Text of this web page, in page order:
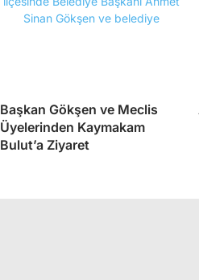
Başkan Gökşen ve Meclis
Üyelerinden Kaymakam
Bulut’a Ziyaret